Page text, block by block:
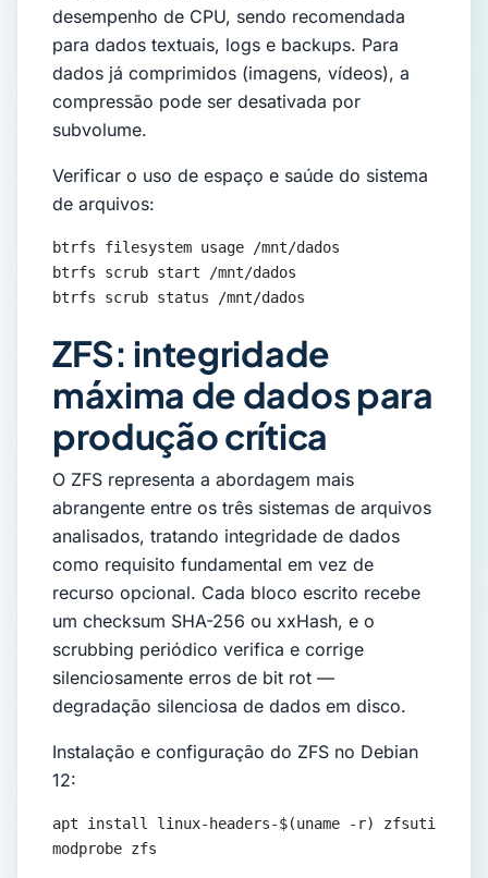
desempenho de CPU, sendo recomendada
para dados textuais, logs e backups. Para
dados já comprimidos (imagens, vídeos), a
compressão pode ser desativada por
subvolume.
Verificar o uso de espaço e saúde do sistema
de arquivos:
btrfs filesystem usage /mnt/dados
btrfs scrub start /mnt/dados
btrfs scrub status /mnt/dados
ZFS: integridade
máxima de dados para
produção crítica
O ZFS representa a abordagem mais
abrangente entre os três sistemas de arquivos
analisados, tratando integridade de dados
como requisito fundamental em vez de
recurso opcional. Cada bloco escrito recebe
um checksum SHA-256 ou xxHash, e o
scrubbing periódico verifica e corrige
silenciosamente erros de bit rot —
degradação silenciosa de dados em disco.
Instalação e configuração do ZFS no Debian
12:
apt install linux-headers-$(uname -r) zfsutils-
modprobe zfs